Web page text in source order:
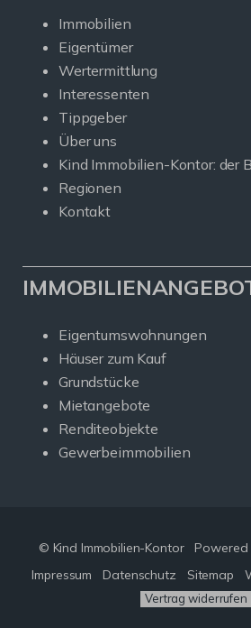
Immobilien
Eigentümer
Wertermittlung
Interessenten
Tippgeber
Über uns
Kind Immobilien-Kontor: der
Regionen
Kontakt
Eigentumswohnungen
Häuser zum Kauf
Grundstücke
Mietangebote
Renditeobjekte
Gewerbeimmobilien
© Kind Immobilien-Kontor
Powered
Impressum
Datenschutz Sitemap
Vertrag widerrufen